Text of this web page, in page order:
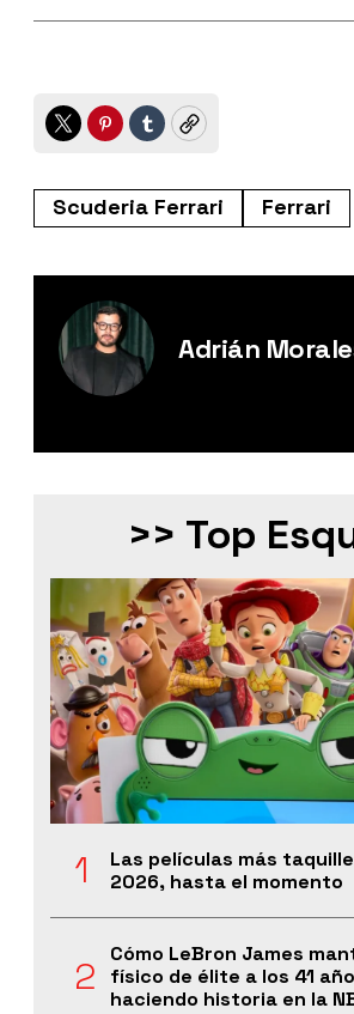
TwitterPinterest
TumblrCopy
Scuderia Ferrari Ferrari
Adrián
>> Top
Las películas más
2026, hasta el momento
Cómo LeBron James
físico de élite a los 41
haciendo historia en la